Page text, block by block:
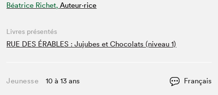
Béatrice Richet, Auteur·rice
Livres présentés
RUE DES ÉRABLES : Jujubes et Chocolats (niveau 1)
Jeunesse 10 à 13 ans Français